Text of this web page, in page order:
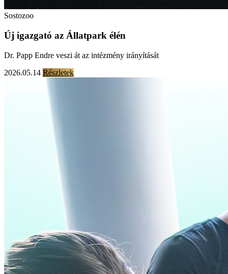
Sostozoo
Új igazgató az Állatpark élén
Dr. Papp Endre veszi át az intézmény irányítását
2026.05.14 Részletek